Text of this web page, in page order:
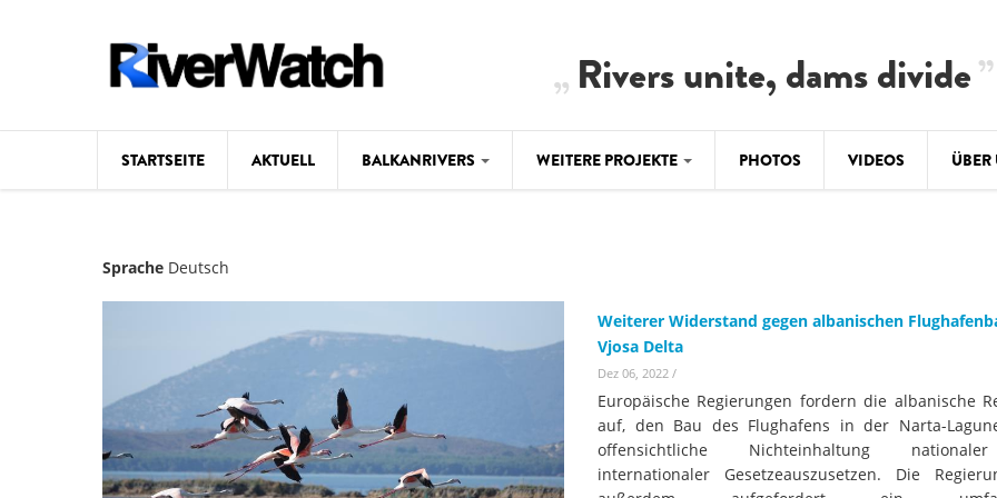
Rivers unite, dams divide
STARTSEITE AKTUELL BALKANRIVERS
Videos
Aktuell
BALKANRIVERS
Una Science Week:
BiH:
warnt
WEITERE PROJEKTE
WEG DAMMIT
Hintergrund
Meldebogen
Karte
#PROTECTWATER
PHOTOS VIDEOS ÜBER
Sprache Deutsch
Weiterer Widerstand gegen albanischen
Vjosa Delta
Dez 06, 2022 /
Europäische Regierungen fordern die albanische
auf, den Bau des Flughafens in der Narta-
offensichtliche Nichteinhaltung
internationaler Gesetzeauszusetzen. Die